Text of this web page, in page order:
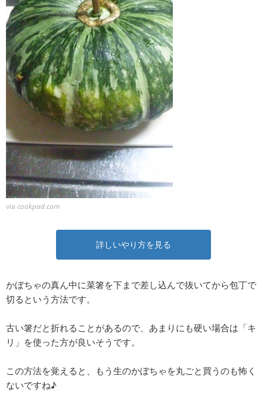
via cookpad.com
詳しいやり方を見る
かぼちゃの真ん中に菜箸を下まで差し込んで抜いてから包丁で
切るという方法です。
古い箸だと折れることがあるので、あまりにも硬い場合は「キ
リ」を使った方が良いそうです。
この方法を覚えると、もう生のかぼちゃを丸ごと買うのも怖く
ないですね♪